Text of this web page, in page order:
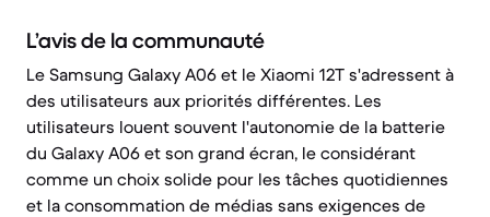
L’avis de la communauté
Le Samsung Galaxy A06 et le Xiaomi 12T s'adressent à
des utilisateurs aux priorités différentes. Les
utilisateurs louent souvent l'autonomie de la batterie
du Galaxy A06 et son grand écran, le considérant
comme un choix solide pour les tâches quotidiennes
et la consommation de médias sans exigences de